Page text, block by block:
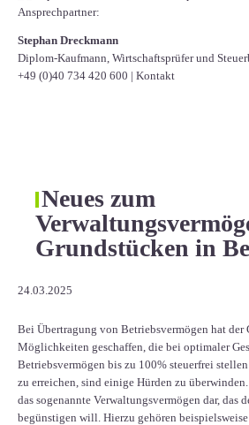
Ansprechpartner:
Stephan Dreckmann
Diplom-Kaufmann, Wirtschaftsprüfer und
+49 (0)40 734 420 600 | Kontakt
Neues zum
Grundstücken in
24.03.2025
Bei Übertragung von Betriebsvermögen hat der
Möglichkeiten geschaffen, die bei optimaler
Betriebsvermögen bis zu 100% steuerfrei
zu erreichen, sind einige Hürden zu
das sogenannte Verwaltungsvermögen dar, das
begünstigen will. Hierzu gehören